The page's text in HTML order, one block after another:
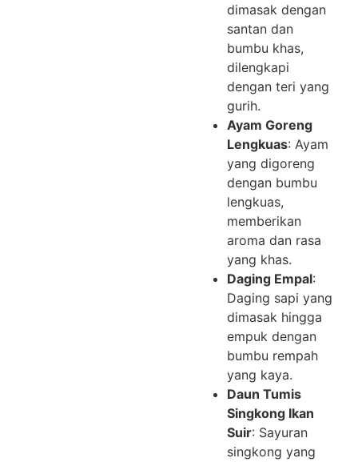
dimasak dengan
santan dan
bumbu khas,
dilengkapi
dengan teri yang
gurih.
Ayam Goreng
Lengkuas: Ayam
yang digoreng
dengan bumbu
lengkuas,
memberikan
aroma dan rasa
yang khas.
Daging Empal:
Daging sapi yang
dimasak hingga
empuk dengan
bumbu rempah
yang kaya.
Daun Tumis
Singkong Ikan
Suir: Sayuran
singkong yang